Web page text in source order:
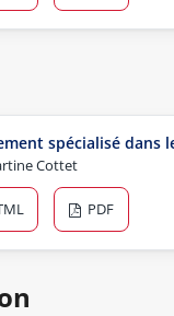
spécialisé dans
Cottet
PDF